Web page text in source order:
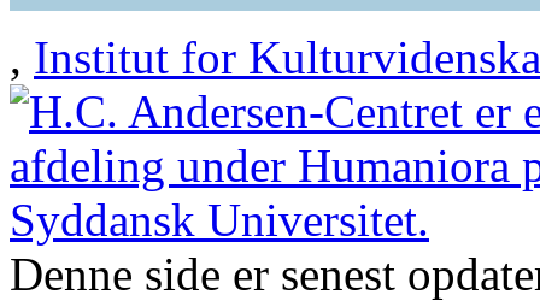
, Institut for
Denne side er senest